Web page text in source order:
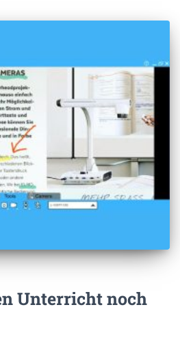
Unterricht noch